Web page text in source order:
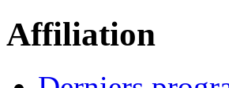
Affiliation